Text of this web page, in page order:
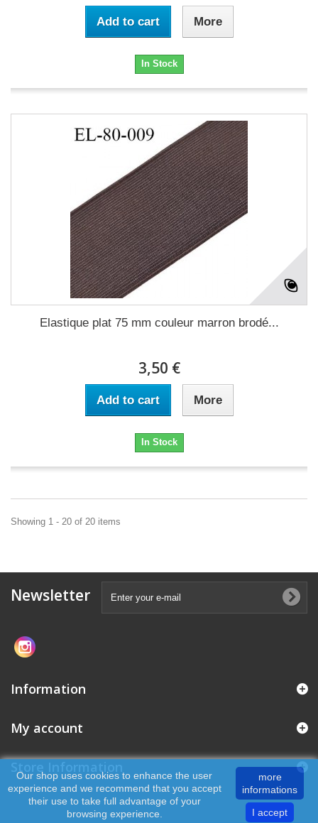
Add to cart More
In Stock
Elastique plat 75 mm couleur marron brodé...
3,50 €
Add to cart More
In Stock
Showing 1 - 20 of 20 items
Newsletter
Information
My account
Our shop uses cookies to enhance the user
experience and we recommend that you accept
their use to take full advantage of your
browsing experience.
more
informations
I accept